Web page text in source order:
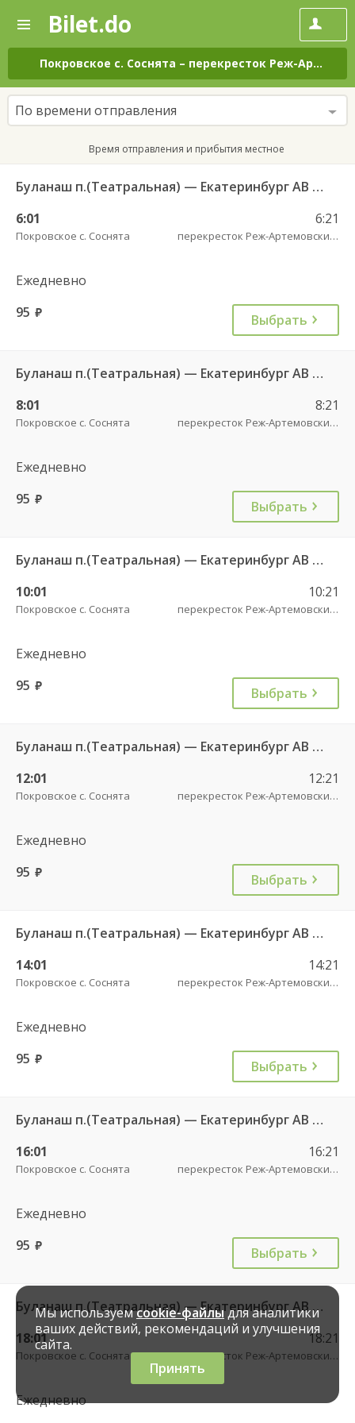
—
Поиск
и
покупка
билетов
на
автобус
онлайн
Bilet.do
Покровское с. Соснята – перекресток Реж-Артемовский трасса
По времени отправления
Время отправления и прибытия местное
Буланаш п.(Театральная) — Екатеринбург АВ Северный 523
6:01
Покровское с. Соснята
6:21
перекресток Реж-Артемовский трасса
Ежедневно
95 руб. Выбрать
Буланаш п.(Театральная) — Екатеринбург АВ Северный 523
8:01
Покровское с. Соснята
8:21
перекресток Реж-Артемовский трасса
Ежедневно
95 руб. Выбрать
Буланаш п.(Театральная) — Екатеринбург АВ Северный 523
10:01
Покровское с. Соснята
10:21
перекресток Реж-Артемовский трасса
Ежедневно
95 руб. Выбрать
Буланаш п.(Театральная) — Екатеринбург АВ Северный 523
12:01
Покровское с. Соснята
12:21
перекресток Реж-Артемовский трасса
Ежедневно
95 руб. Выбрать
Буланаш п.(Театральная) — Екатеринбург АВ Северный 523
14:01
Покровское с. Соснята
14:21
перекресток Реж-Артемовский трасса
Ежедневно
95 руб. Выбрать
Буланаш п.(Театральная) — Екатеринбург АВ Северный 523
16:01
Покровское с. Соснята
16:21
перекресток Реж-Артемовский трасса
Ежедневно
95 руб. Выбрать
Буланаш п.(Театральная) — Екатеринбург АВ Северный 523
18:01
Покровское с. Соснята
18:21
перекресток Реж-Артемовский трасса
Ежедневно
Мы используемcookie-файлыдля аналитики
ваших действий, рекомендаций и улучшения
сайта.
Принять